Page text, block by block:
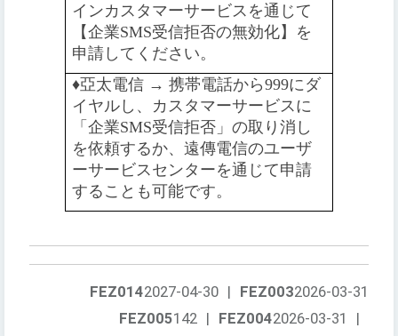
インカスタマーサービスを通じて
【企業SMS受信拒否の無効化】を
申請してください。
♦️️亞太電信 → 携帯電話から999にダ
イヤルし、カスタマーサービスに
「企業SMS受信拒否」の取り消し
を依頼するか、遠傳電信のユーザ
ーサービスセンターを通じて申請
することも可能です。
FEZ0032026-03-31
FEZ0142027-04-30 |
FEZ0042026-03-31 |
FEZ005142 |